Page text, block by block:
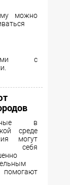
можно
с
в
среде
могут
себя
помогают